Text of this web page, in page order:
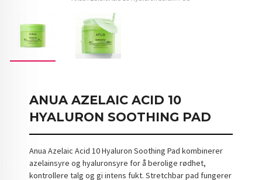
ANUA AZELAIC ACID 10
HYALURON SOOTHING PAD
Anua Azelaic Acid 10 Hyaluron Soothing Pad kombinerer
azelainsyre og hyaluronsyre for å berolige rødhet,
kontrollere talg og gi intens fukt. Stretchbar pad fungerer